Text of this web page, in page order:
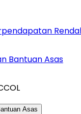
Bantuan Asas
Asas